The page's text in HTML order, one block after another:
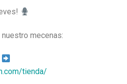
mecenas:
tienda/